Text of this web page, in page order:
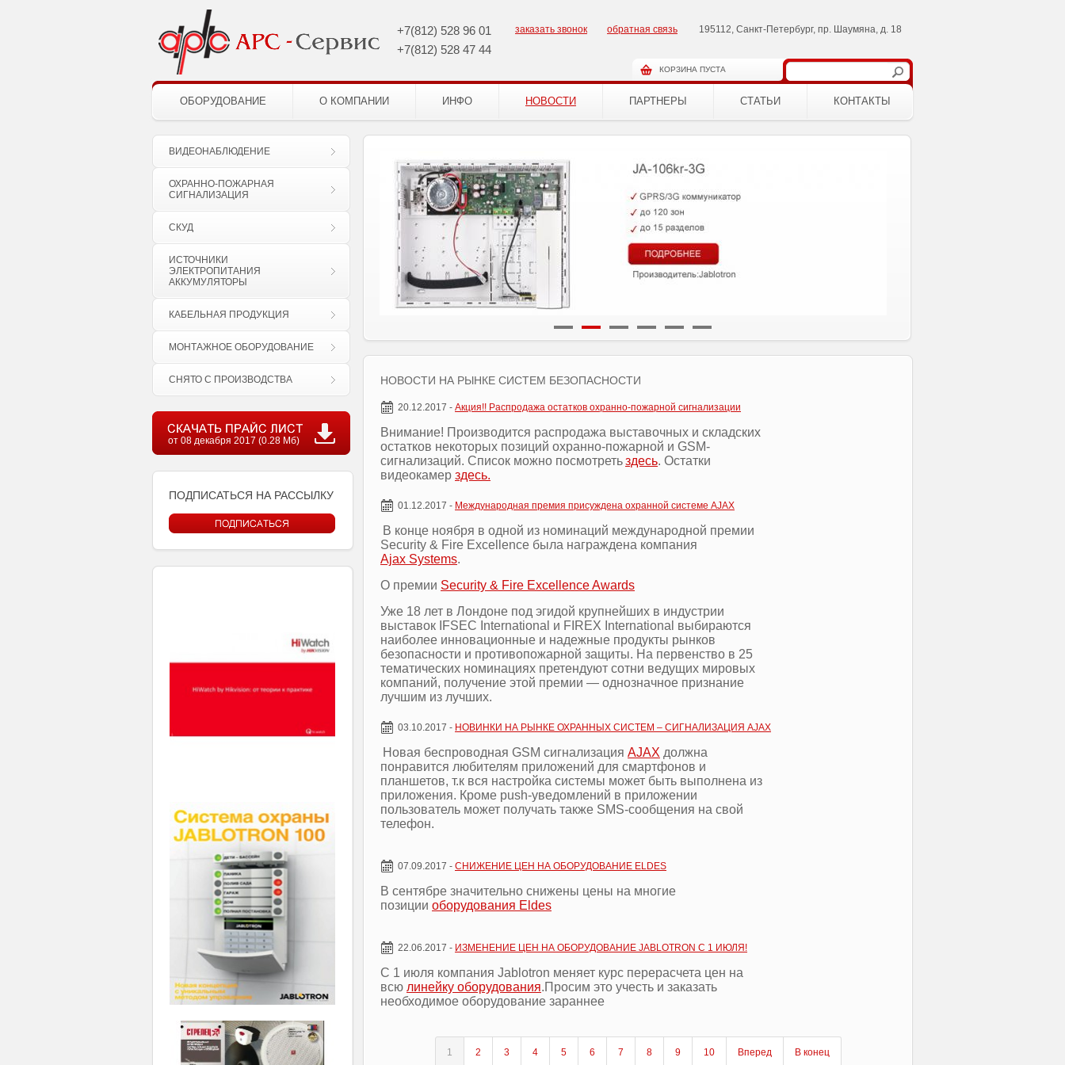
+7(812) 528 96 01
+7(812) 528 47 44
заказать звонок обратная связь 195112, Санкт-Петербург, пр. Шаумяна, д. 18
КОРЗИНА ПУСТА
ОБОРУДОВАНИЕ О КОМПАНИИ ИНФО НОВОСТИ ПАРТНЕРЫ СТАТЬИ КОНТАКТЫ
ВИДЕОНАБЛЮДЕНИЕ
ОХРАННО-ПОЖАРНАЯ
СИГНАЛИЗАЦИЯ
СКУД
ИСТОЧНИКИ
ЭЛЕКТРОПИТАНИЯ
АККУМУЛЯТОРЫ
КАБЕЛЬНАЯ ПРОДУКЦИЯ
МОНТАЖНОЕ ОБОРУДОВАНИЕ
СНЯТО С ПРОИЗВОДСТВА
от 08 декабря 2017 (0.28 Мб)
ПОДПИСАТЬСЯ НА РАССЫЛКУ
НОВОСТИ НА РЫНКЕ СИСТЕМ БЕЗОПАСНОСТИ
20.12.2017 - Акция!! Распродажа остатков охранно-пожарной сигнализации
Внимание! Производится распродажа выставочных и складских
остатков некоторых позиций охранно-пожарной и GSM-
сигнализаций. Список можно посмотретьздесь. Остатки
видеокамер здесь.
01.12.2017 - Международная премия присуждена охранной системе AJAX
В конце ноября в одной из номинаций международной премии
Security & Fire Excellence была награждена компания
Ajax Systems.
О премии Security & Fire Excellence Awards
Уже 18 лет в Лондоне под эгидой крупнейших в индустрии
выставок IFSEC International и FIREX International выбираются
наиболее инновационные и надежные продукты рынков
безопасности и противопожарной защиты. На первенство в 25
тематических номинациях претендуют сотни ведущих мировых
компаний, получение этой премии — однозначное признание
лучшим из лучших.
03.10.2017 - НОВИНКИ НА РЫНКЕ ОХРАННЫХ СИСТЕМ – СИГНАЛИЗАЦИЯ AJAX
Новая беспроводная GSM сигнализация AJAX должна
понравится любителям приложений для смартфонов и
планшетов, т.к вся настройка системы может быть выполнена из
приложения. Кроме push-уведомлений в приложении
пользователь может получать также SMS-сообщения на свой
телефон.
07.09.2017 - СНИЖЕНИЕ ЦЕН НА ОБОРУДОВАНИЕ ELDES
В сентябре значительно снижены цены на многие
позиции оборудования Eldes
22.06.2017 - ИЗМЕНЕНИЕ ЦЕН НА ОБОРУДОВАНИЕ JABLOTRON С 1 ИЮЛЯ!
С 1 июля компания Jablotron меняет курс перерасчета цен на
всю линейку оборудования.Просим это учесть и заказать
необходимое оборудование зараннее
1 2 3 4 5 6 7 8 9 10 Вперед В конец